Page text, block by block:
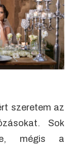
szeretem az
Sok
mégis a